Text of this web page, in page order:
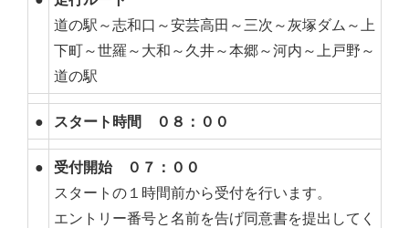
道の駅～志和口～安芸高田～三次～灰塚ダム～上
下町～世羅～大和～久井～本郷～河内～上戸野～
道の駅
● スタート時間 ０８：００
●
受付開始 ０７：００
スタートの１時間前から受付を行います。
エントリー番号と名前を告げ同意書を提出してく